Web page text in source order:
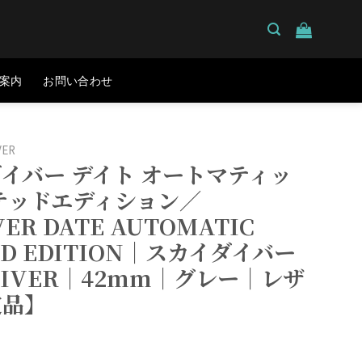
内 お問い合わせ
バー デイト オートマティッ
ドエディション／
DATE AUTOMATIC
EDITION｜スカイダイバー
｜42mm｜グレー｜レザ
】